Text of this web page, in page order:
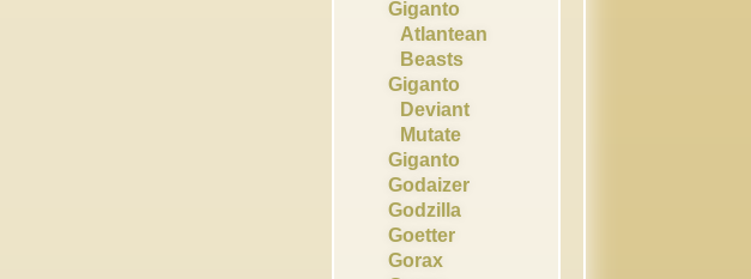
Giganto
Atlantean
Beasts
Giganto
Deviant
Mutate
Giganto
Godaizer
Godzilla
Goetter
Gorax